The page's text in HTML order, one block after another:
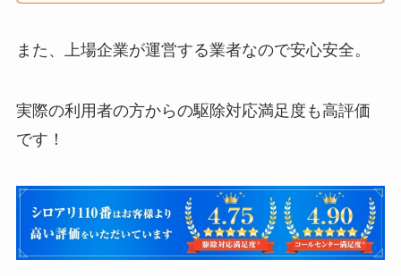
また、上場企業が運営する業者なので安心安全。
実際の利用者の方からの駆除対応満足度も高評価
です！